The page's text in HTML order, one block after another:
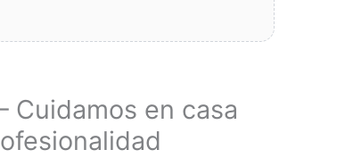
en casa